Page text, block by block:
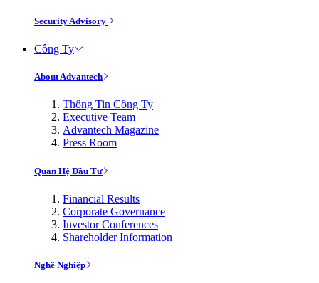
Security Advisory
Công Ty
About Advantech
Thông Tin Công Ty
Executive Team
Advantech Magazine
Press Room
Quan Hệ Đầu Tư
Financial Results
Corporate Governance
Investor Conferences
Shareholder Information
Nghề Nghiệp